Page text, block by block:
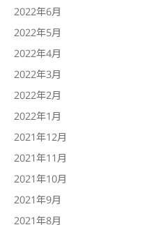
2022年6月
2022年5月
2022年4月
2022年3月
2022年2月
2022年1月
2021年12月
2021年11月
2021年10月
2021年9月
2021年8月